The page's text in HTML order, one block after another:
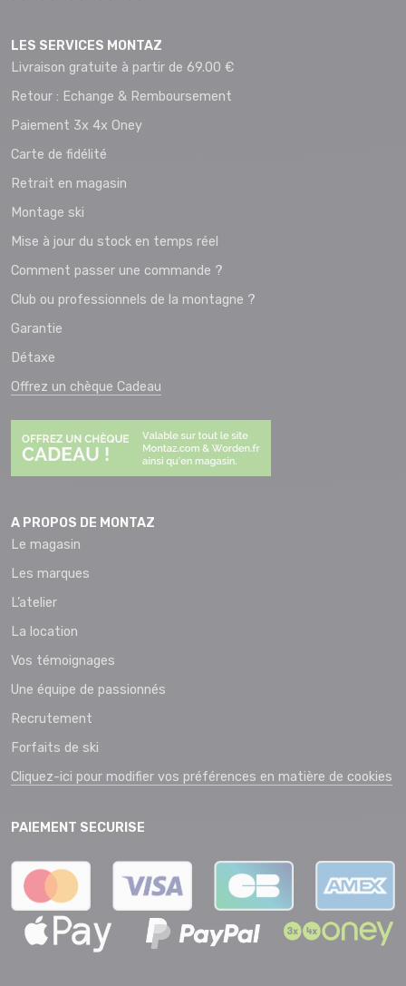
LES SERVICES MONTAZ
Livraison gratuite à partir de 69.00 €
Retour : Echange & Remboursement
Paiement 3x 4x Oney
Carte de fidélité
Retrait en magasin
Montage ski
Mise à jour du stock en temps réel
Comment passer une commande ?
Club ou professionnels de la montagne ?
Garantie
Détaxe
Offrez un chèque Cadeau
A PROPOS DE MONTAZ
Le magasin
Les marques
L’atelier
La location
Vos témoignages
Une équipe de passionnés
Recrutement
Forfaits de ski
Cliquez-ici pour modifier vos préférences en matière de cookies
PAIEMENT SECURISE